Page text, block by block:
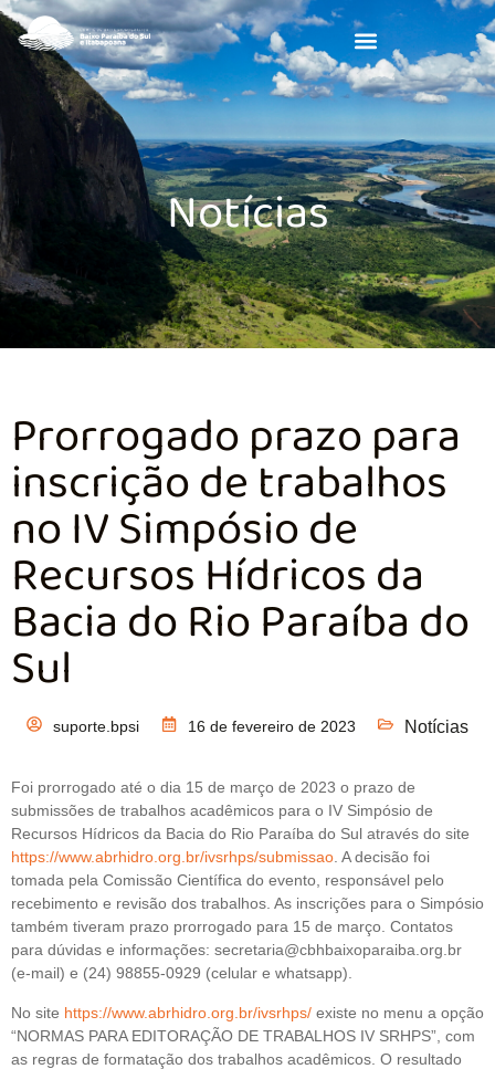
Notícias
Prorrogado prazo para
inscrição de trabalhos
no IV Simpósio de
Recursos Hídricos da
Bacia do Rio Paraíba do
Sul
suporte.bpsi 16 de fevereiro de 2023 Notícias
Foi prorrogado até o dia 15 de março de 2023 o prazo de
submissões de trabalhos acadêmicos para o IV Simpósio de
Recursos Hídricos da Bacia do Rio Paraíba do Sul através do site
https://www.abrhidro.org.br/ivsrhps/submissao. A decisão foi
tomada pela Comissão Científica do evento, responsável pelo
recebimento e revisão dos trabalhos. As inscrições para o Simpósio
também tiveram prazo prorrogado para 15 de março. Contatos
para dúvidas e informações: secretaria@cbhbaixoparaiba.org.br
(e-mail) e (24) 98855-0929 (celular e whatsapp).
No site https://www.abrhidro.org.br/ivsrhps/ existe no menu a opção
“NORMAS PARA EDITORAÇÃO DE TRABALHOS IV SRHPS”, com
as regras de formatação dos trabalhos acadêmicos. O resultado